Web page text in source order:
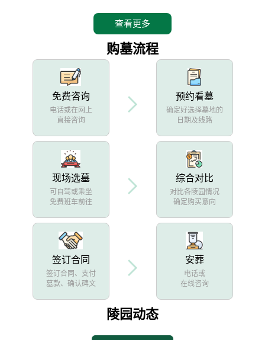
查看更多
购墓流程
免费咨询
电话或在网上
直接咨询
预约看墓
确定好选择墓地的
日期及线路
现场选墓
可自驾或乘坐
免费班车前往
综合对比
对比各陵园情况
确定购买意向
签订合同
签订合同、支付
墓款、确认碑文
安葬
电话或
在线咨询
陵园动态